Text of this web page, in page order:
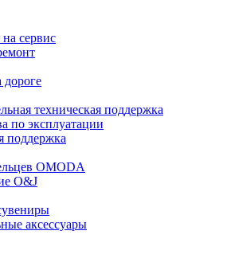
на сервис
техническая поддержка
по эксплуатации
поддержка
OMODA
O&J
аксессуары